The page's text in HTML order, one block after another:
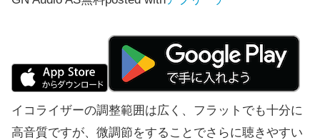
イコライザーの調整範囲は広く、フラットでも十分に
高音質ですが、微調節をすることでさらに聴きやすい